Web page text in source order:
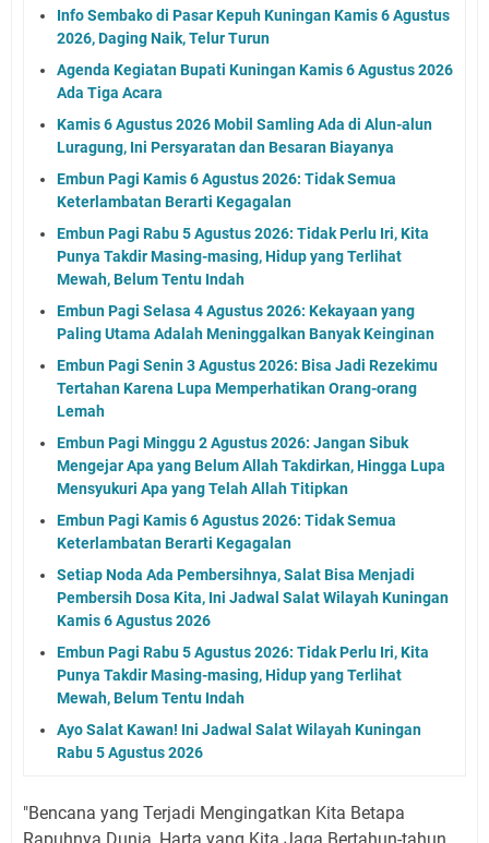
Info Sembako di Pasar Kepuh Kuningan Kamis 6 Agustus
2026, Daging Naik, Telur Turun
Agenda Kegiatan Bupati Kuningan Kamis 6 Agustus 2026
Ada Tiga Acara
Kamis 6 Agustus 2026 Mobil Samling Ada di Alun-alun
Luragung, Ini Persyaratan dan Besaran Biayanya
Embun Pagi Kamis 6 Agustus 2026: Tidak Semua
Keterlambatan Berarti Kegagalan
Embun Pagi Rabu 5 Agustus 2026: Tidak Perlu Iri, Kita
Punya Takdir Masing-masing, Hidup yang Terlihat
Mewah, Belum Tentu Indah
Embun Pagi Selasa 4 Agustus 2026: Kekayaan yang
Paling Utama Adalah Meninggalkan Banyak Keinginan
Embun Pagi Senin 3 Agustus 2026: Bisa Jadi Rezekimu
Tertahan Karena Lupa Memperhatikan Orang-orang
Lemah
Embun Pagi Minggu 2 Agustus 2026: Jangan Sibuk
Mengejar Apa yang Belum Allah Takdirkan, Hingga Lupa
Mensyukuri Apa yang Telah Allah Titipkan
Embun Pagi Kamis 6 Agustus 2026: Tidak Semua
Keterlambatan Berarti Kegagalan
Setiap Noda Ada Pembersihnya, Salat Bisa Menjadi
Pembersih Dosa Kita, Ini Jadwal Salat Wilayah Kuningan
Kamis 6 Agustus 2026
Embun Pagi Rabu 5 Agustus 2026: Tidak Perlu Iri, Kita
Punya Takdir Masing-masing, Hidup yang Terlihat
Mewah, Belum Tentu Indah
Ayo Salat Kawan! Ini Jadwal Salat Wilayah Kuningan
Rabu 5 Agustus 2026
"Bencana yang Terjadi Mengingatkan Kita Betapa
Rapuhnya Dunia, Harta yang Kita Jaga Bertahun-tahun